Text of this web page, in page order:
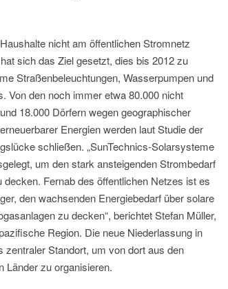
nicht am öffentlichen Stromnetz
sich das Ziel gesetzt, dies bis 2012 zu
Straßenbeleuchtungen, Wasserpumpen und
Von den noch immer etwa 80.000 nicht
18.000 Dörfern wegen geographischer
Energien werden laut Studie der
schließen. „SunTechnics-Solarsysteme
um den stark ansteigenden Strombedarf
Fernab des öffentlichen Netzes ist es
den wachsenden Energiebedarf über solare
zu decken“, berichtet Stefan Müller,
Region. Die neue Niederlassung in
zentraler Standort, um von dort aus den
Länder zu organisieren.